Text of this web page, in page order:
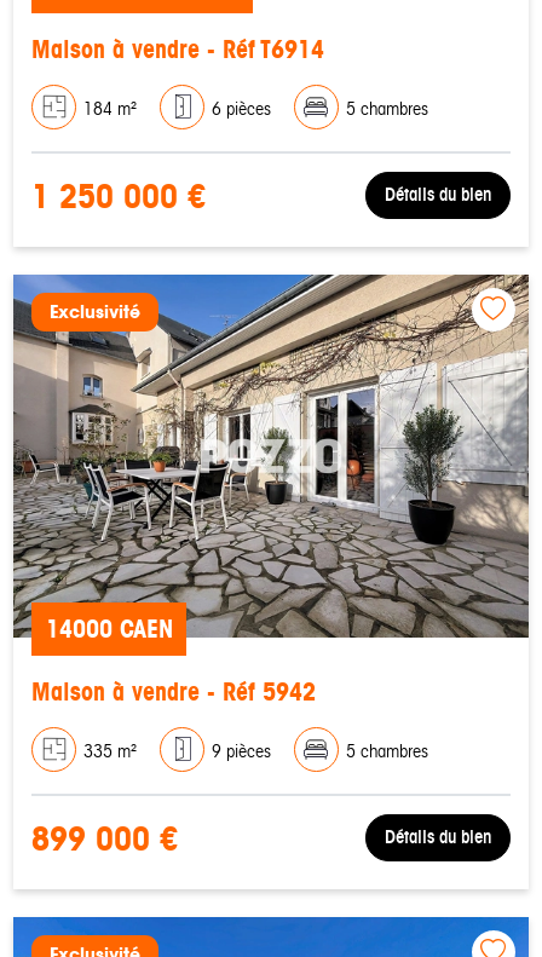
Maison à vendre - Réf T6914
184 m² 6 pièces 5 chambres
1 250 000 € Détails du bien
Exclusivité
14000 CAEN
Maison à vendre - Réf 5942
335 m² 9 pièces 5 chambres
899 000 € Détails du bien